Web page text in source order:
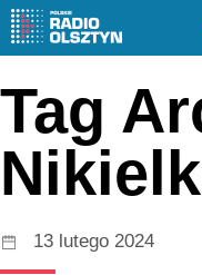
Tag
13 lutego 2024